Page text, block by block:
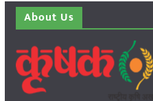
About Us